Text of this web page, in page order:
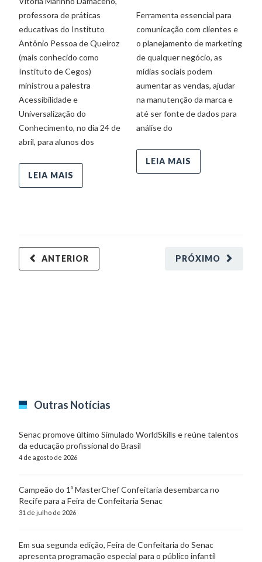
professora de práticas
educativas do Instituto
Antônio Pessoa de Queiroz
(mais conhecido como
Instituto de Cegos)
ministrou a palestra
Acessibilidade e
Universalização do
Conhecimento, no dia 24 de
abril, para alunos dos
LEIA MAIS
Ferramenta essencial para
comunicação com clientes e
o planejamento de marketing
de qualquer negócio, as
mídias sociais podem
aumentar as vendas, ajudar
na manutenção da marca e
até ser fonte de dados para
análise do
LEIA MAIS
PRÓXIMO
ANTERIOR
Outras Notícias
Senac promove último Simulado WorldSkills e reúne talentos
da educação profissional do Brasil
4 de agosto de 2026
Campeão do 1º MasterChef Confeitaria desembarca no
Recife para a Feira de Confeitaria Senac
31 de julho de 2026
Em sua segunda edição, Feira de Confeitaria do Senac
apresenta programação especial para o público infantil